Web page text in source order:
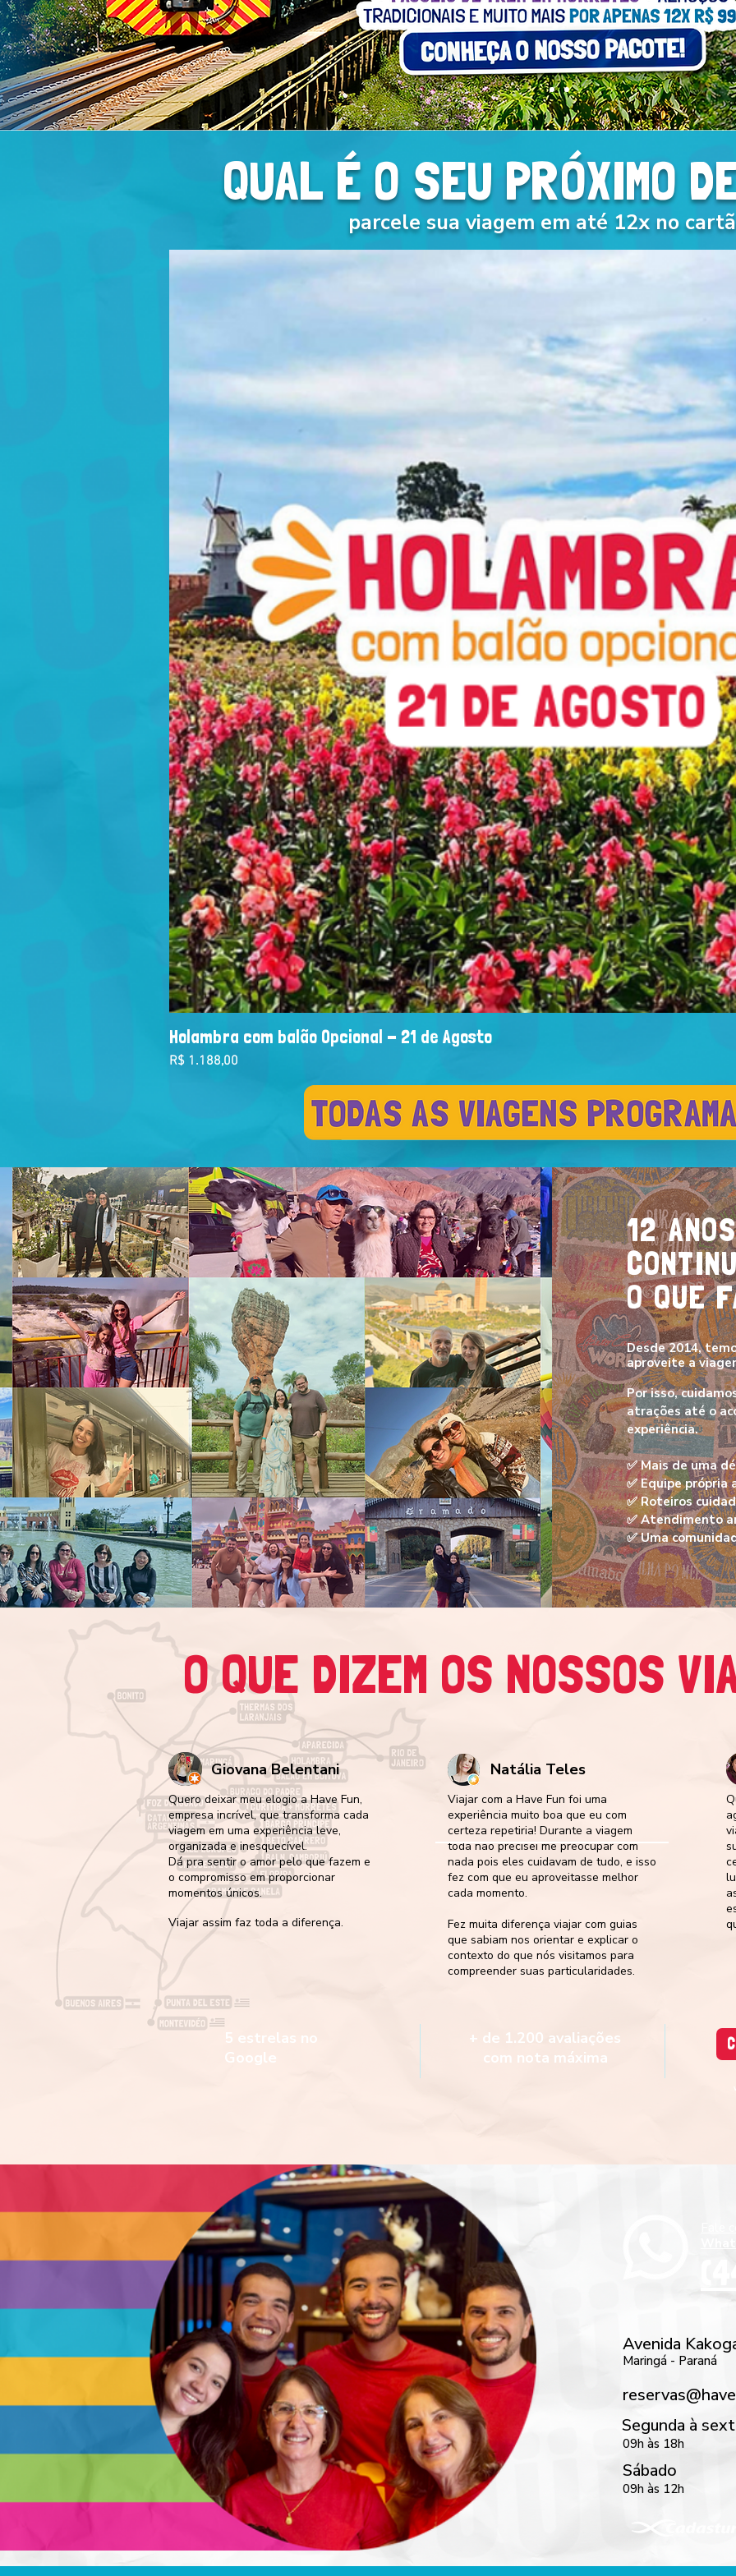
Holambra com balão Opcional - 21 de Agosto
Preço
R$ 1.188,00
QUAL É O SEU PRÓXIMO
parcele sua viagem em até 12x no
12
O QUE
Desde 2014,
aproveite a
Por isso,
atrações até o
experiência.
✅Mais de uma
✅ Equipe própria
✅ Roteiros
✅ Atendimento
✅ Uma
O QUE DIZEM OS NOSSOS
Giovana Belentani
Quero deixar meu elogio a Have Fun,
empresa incrível, que transforma cada
viagem em uma experiência leve,
organizada e inesquecível.
Dá pra sentir o amor pelo que fazem e
o compromisso em proporcionar
momentos únicos.
Viajar assim faz toda a diferença.
Natália Teles
Viajar com a Have Fun foi uma
experiência muito boa que eu com
certeza repetiria! Durante a viagem
toda não precisei me preocupar com
nada pois eles cuidavam de tudo, e isso
fez com que eu aproveitasse melhor
cada momento.
Fez muita diferença viajar com guias
que sabiam nos orientar e explicar o
contexto do que nós visitamos para
compreender suas particularidades.
5 estrelas no
Google
+ de 1.200 avaliações
com nota máxima
Avenida
Maringá - Paraná
Segunda à
09h às 18h
Sábado
09h às 12h